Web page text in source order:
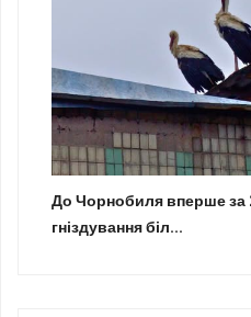
До Чорнобиля вперше за
гніздування біл...